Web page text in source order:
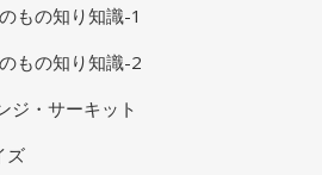
もの知り知識-1
もの知り知識-2
ジ・サーキット
ズ